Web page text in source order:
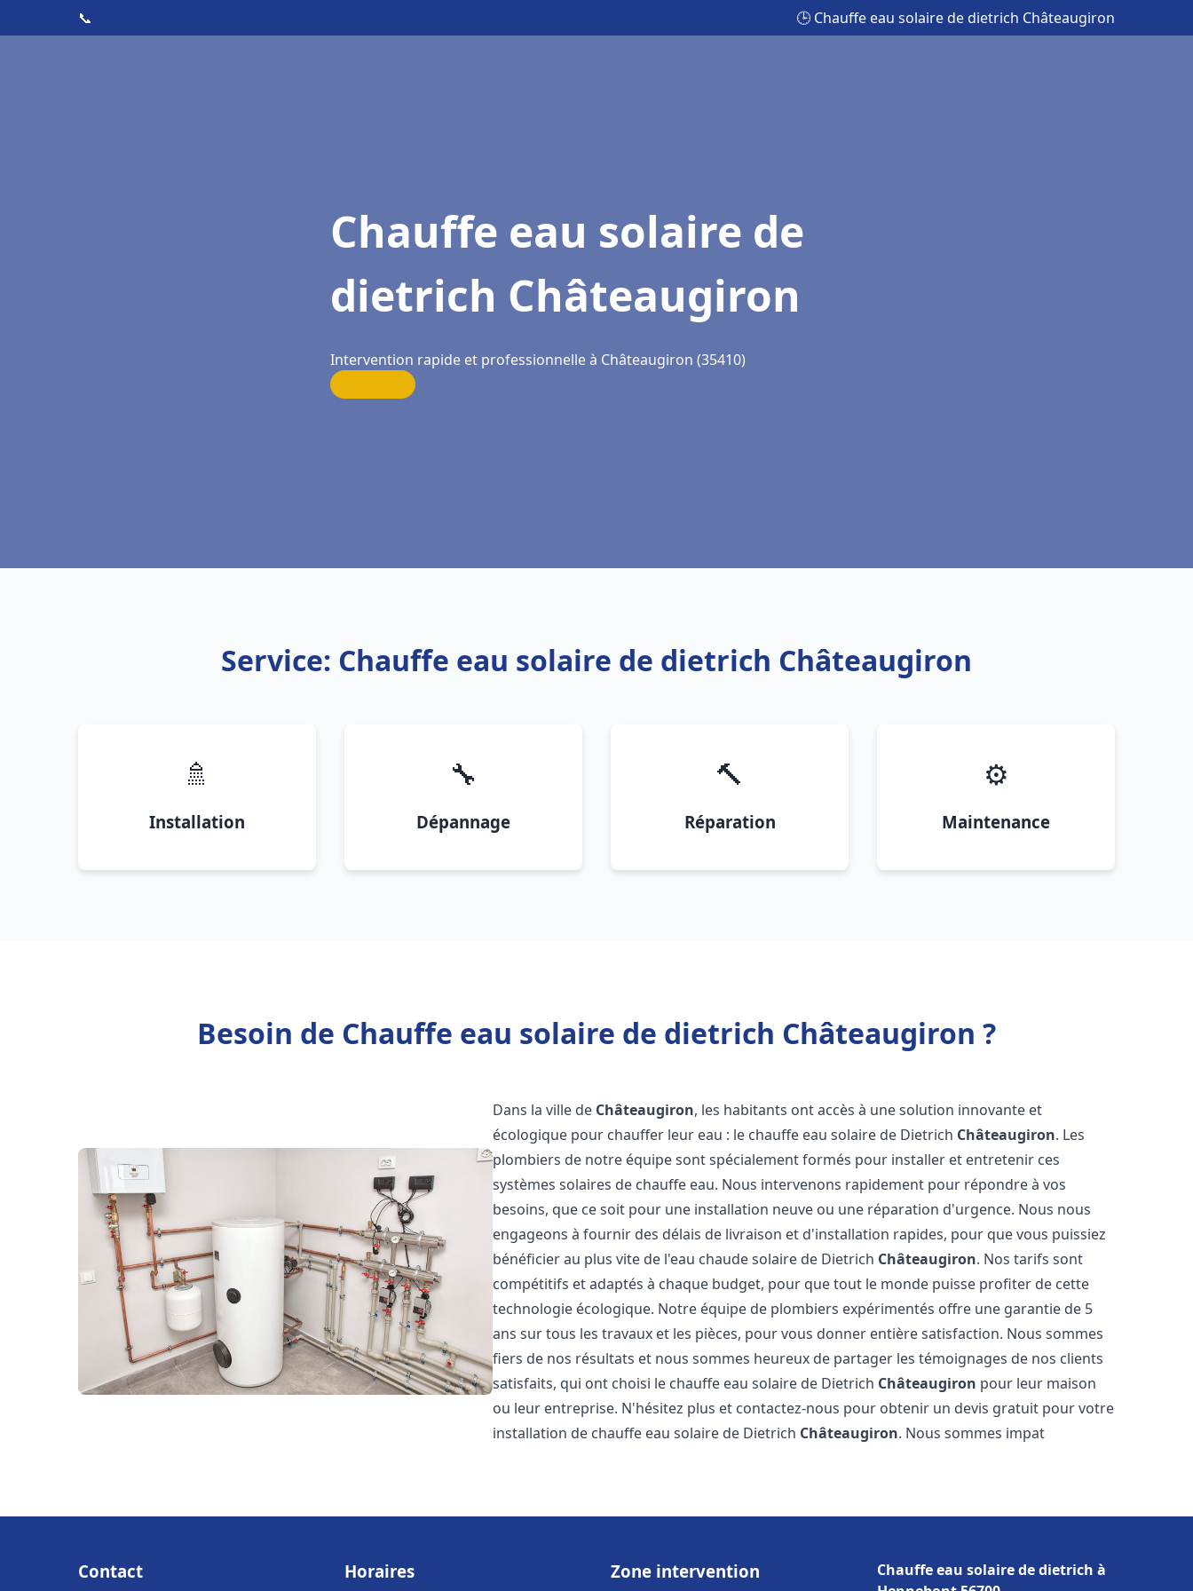
📞 🕒 Chauffe eau solaire de dietrich Châteaugiron
Chauffe eau solaire de
dietrich Châteaugiron
Intervention rapide et professionnelle à Châteaugiron (35410)
Service: Chauffe eau solaire de dietrich Châteaugiron
🚿
Installation
🔧
Dépannage
🔨
Réparation
⚙️
Maintenance
Besoin de Chauffe eau solaire de dietrich Châteaugiron ?
Dans la ville de Châteaugiron, les habitants ont accès à une solution innovante et
écologique pour chauffer leur eau : le chauffe eau solaire de Dietrich Châteaugiron. Les
plombiers de notre équipe sont spécialement formés pour installer et entretenir ces
systèmes solaires de chauffe eau. Nous intervenons rapidement pour répondre à vos
besoins, que ce soit pour une installation neuve ou une réparation d'urgence. Nous nous
engageons à fournir des délais de livraison et d'installation rapides, pour que vous puissiez
bénéficier au plus vite de l'eau chaude solaire de Dietrich Châteaugiron. Nos tarifs sont
compétitifs et adaptés à chaque budget, pour que tout le monde puisse profiter de cette
technologie écologique. Notre équipe de plombiers expérimentés offre une garantie de 5
ans sur tous les travaux et les pièces, pour vous donner entière satisfaction. Nous sommes
fiers de nos résultats et nous sommes heureux de partager les témoignages de nos clients
satisfaits, qui ont choisi le chauffe eau solaire de Dietrich Châteaugiron pour leur maison
ou leur entreprise. N'hésitez plus et contactez-nous pour obtenir un devis gratuit pour votre
installation de chauffe eau solaire de Dietrich Châteaugiron. Nous sommes impat
Contact Horaires Zone intervention
Chauffe eau solaire de dietrich à